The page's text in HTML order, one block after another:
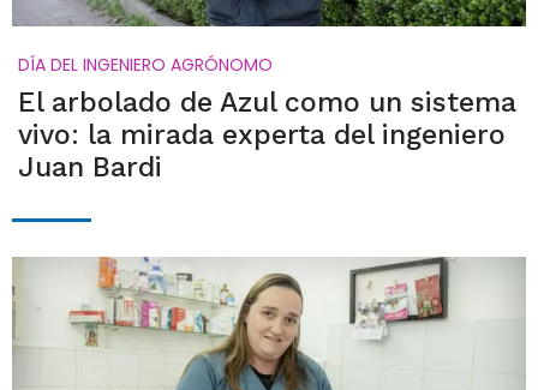
DÍA DEL INGENIERO AGRÓNOMO
El arbolado de Azul como un sistema
vivo: la mirada experta del ingeniero
Juan Bardi